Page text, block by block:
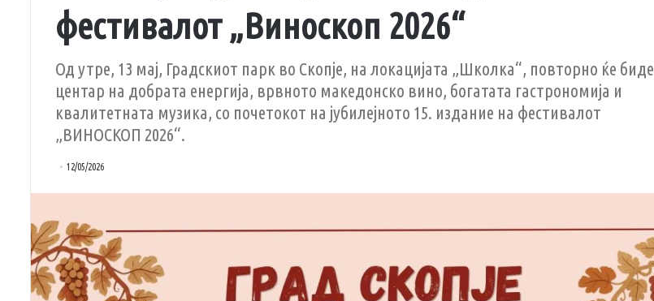
фестивалот „Виноскоп 2026“
Од утре, 13 мај, Градскиот парк во Скопје, на локацијата „Школка“, повторно ќе биде
центар на добрата енергија, врвното македонско вино, богатата гастрономија и
квалитетната музика, со почетокот на јубилејното 15. издание на фестивалот
„ВИНОСКОП 2026“.
12/05/2026